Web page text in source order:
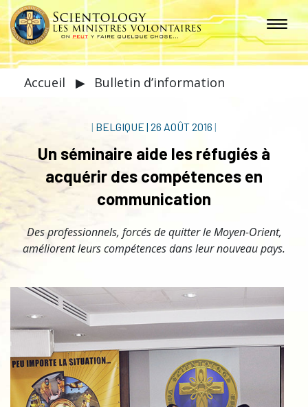
Accueil ▶ Bulletin d’information
| BELGIQUE | 26 AOÛT 2016 |
Un séminaire aide les réfugiés à
acquérir des compétences en
communication
Des professionnels, forcés de quitter le Moyen-Orient,
améliorent leurs compétences dans leur nouveau pays.